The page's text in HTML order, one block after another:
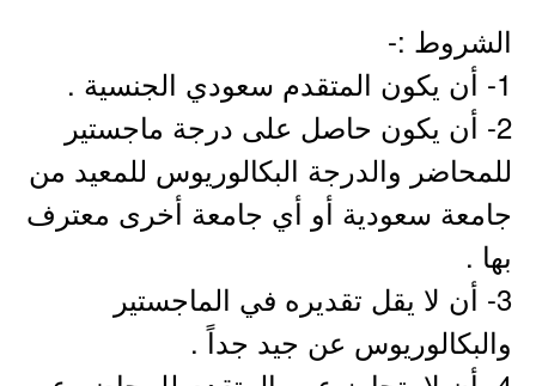
الشروط :-
1- أن يكون المتقدم سعودي الجنسية .
2- أن يكون حاصل على درجة ماجستير
للمحاضر والدرجة البكالوريوس للمعيد من
جامعة سعودية أو أي جامعة أخرى معترف
بها .
3- أن لا يقل تقديره في الماجستير
والبكالوريوس عن جيد جداً .